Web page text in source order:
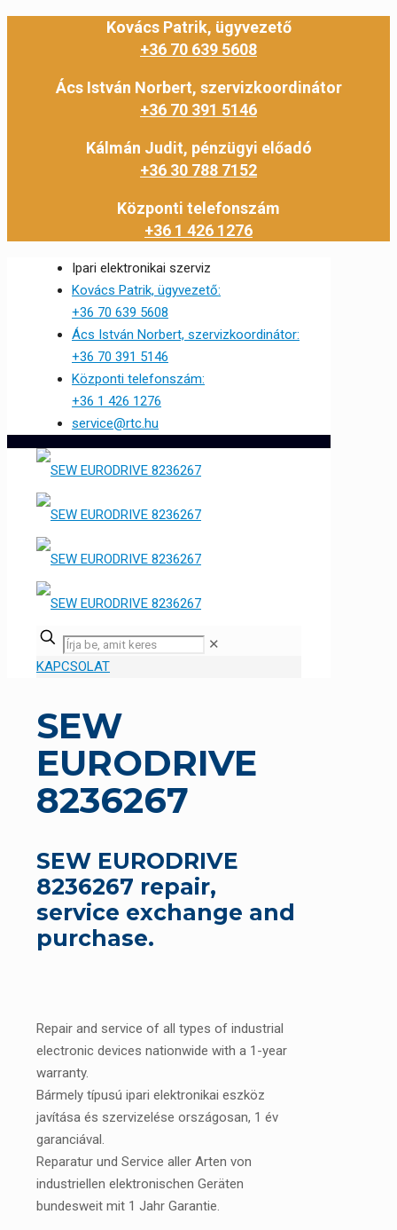
Kovács Patrik, ügyvezető
+36 70 639 5608
Ács István Norbert, szervizkoordinátor
+36 70 391 5146
Kálmán Judit, pénzügyi előadó
+36 30 788 7152
Központi telefonszám
+36 1 426 1276
Ipari elektronikai szerviz
Kovács Patrik, ügyvezető:
+36 70 639 5608
Ács István Norbert, szervizkoordinátor:
+36 70 391 5146
Központi telefonszám:
+36 1 426 1276
service@rtc.hu
✕
KAPCSOLAT
SEW
EURODRIVE
8236267
SEW EURODRIVE
8236267 repair,
service exchange and
purchase.
Repair and service of all types of industrial
electronic devices nationwide with a 1-year
warranty.
Bármely típusú ipari elektronikai eszköz
javítása és szervizelése országosan, 1 év
garanciával.
Reparatur und Service aller Arten von
industriellen elektronischen Geräten
bundesweit mit 1 Jahr Garantie.